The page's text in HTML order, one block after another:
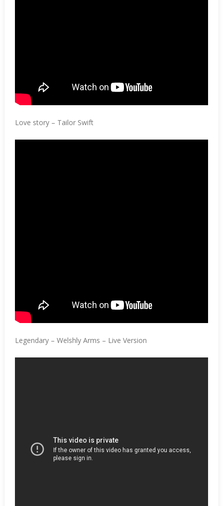
Love story – Tailor Swift
Legendary – Welshly Arms – Live Version